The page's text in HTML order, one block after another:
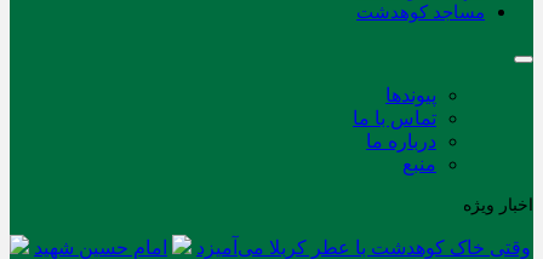
مساجد کوهدشت
پیوندها
تماس با ما
درباره ما
منبع
اخبار ویژه
وقتی خاک کوهدشت با عطر کربلا می‌آمیزد
امام حسین شهید